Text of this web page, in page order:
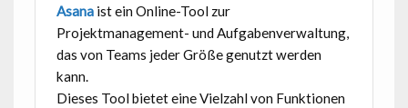
Asanaist ein Online-Tool zur
Projektmanagement- und Aufgabenverwaltung,
das von Teams jeder Größe genutzt werden
kann.
Dieses Tool bietet eine Vielzahl von Funktionen